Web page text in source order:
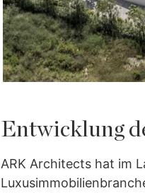
Entwicklung
ARK Architects hat im